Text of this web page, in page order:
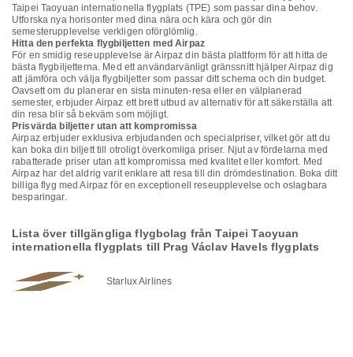
Taipei Taoyuan internationella flygplats (TPE) som passar dina behov.
Utforska nya horisonter med dina nära och kära och gör din
semesterupplevelse verkligen oförglömlig.
Hitta den perfekta flygbiljetten med Airpaz
För en smidig reseupplevelse är Airpaz din bästa plattform för att hitta de
bästa flygbiljetterna. Med ett användarvänligt gränssnitt hjälper Airpaz dig
att jämföra och välja flygbiljetter som passar ditt schema och din budget.
Oavsett om du planerar en sista minuten-resa eller en välplanerad
semester, erbjuder Airpaz ett brett utbud av alternativ för att säkerställa att
din resa blir så bekväm som möjligt.
Prisvärda biljetter utan att kompromissa
Airpaz erbjuder exklusiva erbjudanden och specialpriser, vilket gör att du
kan boka din biljett till otroligt överkomliga priser. Njut av fördelarna med
rabatterade priser utan att kompromissa med kvalitet eller komfort. Med
Airpaz har det aldrig varit enklare att resa till din drömdestination. Boka ditt
billiga flyg med Airpaz för en exceptionell reseupplevelse och oslagbara
besparingar.
Lista över tillgängliga flygbolag från Taipei Taoyuan
internationella flygplats till Prag Václav Havels flygplats
Starlux Airlines